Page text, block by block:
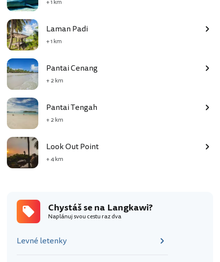
+ 1 km
Laman Padi
+ 1 km
Pantai Cenang
+ 2 km
Pantai Tengah
+ 2 km
Look Out Point
+ 4 km
Chystáš se na Langkawi?
Naplánuj svou cestu raz dva
Levné letenky